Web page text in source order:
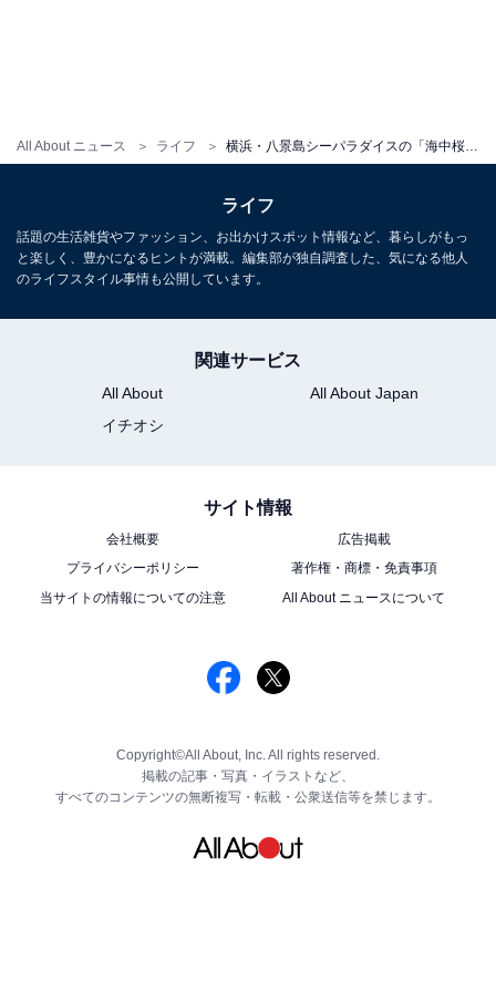
All About ニュース ライフ 横浜・八景島シーパラダイスの「海中桜」でお花見！ 生きものたちと花々が競演する「#はなパラ」開催
ライフ
話題の生活雑貨やファッション、お出かけスポット情報など、暮らしがもっ
と楽しく、豊かになるヒントが満載。編集部が独自調査した、気になる他人
のライフスタイル事情も公開しています。
関連サービス
All About
All About Japan
イチオシ
サイト情報
会社概要
広告掲載
プライバシーポリシー
著作権・商標・免責事項
当サイトの情報についての注意
All About ニュースについて
Copyright©All About, Inc. All rights reserved.
掲載の記事・写真・イラストなど、
すべてのコンテンツの無断複写・転載・公衆送信等を禁じます。